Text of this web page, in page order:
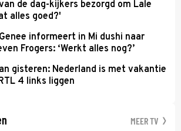
de dag-kijkers bezorgd om Lale
alles goed?'
informeert in Mi dushi naar
Frogers: ‘Werkt alles nog?’
gisteren: Nederland is met vakantie
4 links liggen
MEER TV